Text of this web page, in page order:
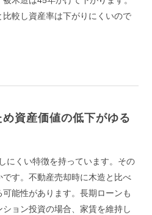
較し資産率は下がりにくいので
資産価値の低下がゆる
にくい特徴を持っています。その
す。不動産売却時に木造と比べ
能性があります。長期ローンも
ョン投資の場合、家賃を維持し